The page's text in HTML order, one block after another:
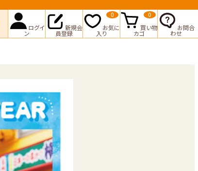
ログイ
ン
新規会
員登録
お気に
入り
0
買い物
カゴ
0
お問合
わせ